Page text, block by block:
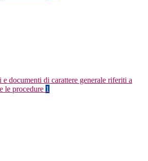
e documenti di carattere generale riferiti a
le procedure 1